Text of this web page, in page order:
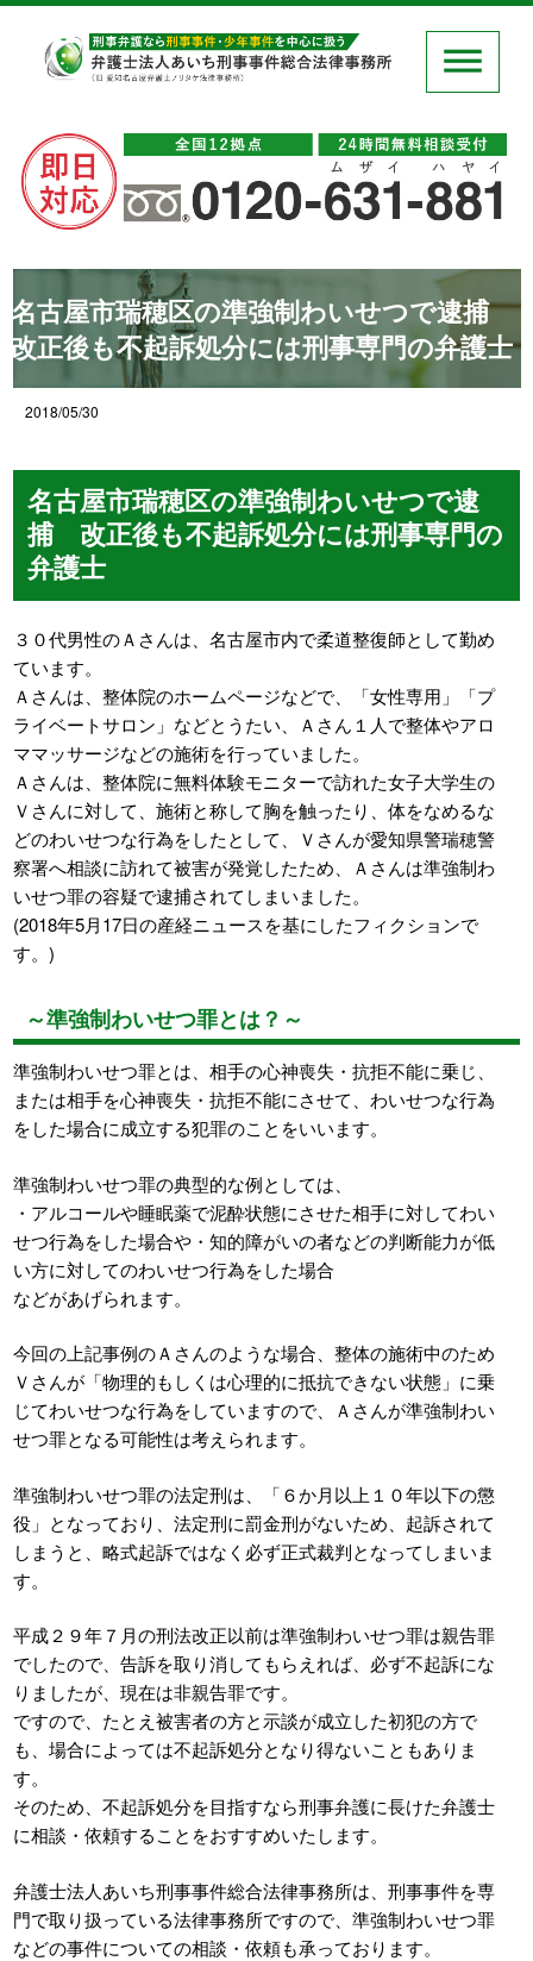
名古屋市瑞穂区の準強制わいせつで逮捕
改正後も不起訴処分には刑事専門の弁護士
2018/05/30
名古屋市瑞穂区の準強制わいせつで逮
捕 改正後も不起訴処分には刑事専門の
弁護士
３０代男性のＡさんは、名古屋市内で柔道整復師として勤め
ています。
Ａさんは、整体院のホームページなどで、「女性専用」「プ
ライベートサロン」などとうたい、Ａさん１人で整体やアロ
ママッサージなどの施術を行っていました。
Ａさんは、整体院に無料体験モニターで訪れた女子大学生の
Ｖさんに対して、施術と称して胸を触ったり、体をなめるな
どのわいせつな行為をしたとして、Ｖさんが愛知県警瑞穂警
察署へ相談に訪れて被害が発覚したため、Ａさんは準強制わ
いせつ罪の容疑で逮捕されてしまいました。
(2018年5月17日の産経ニュースを基にしたフィクションで
す。)
～準強制わいせつ罪とは？～
準強制わいせつ罪とは、相手の心神喪失・抗拒不能に乗じ、
または相手を心神喪失・抗拒不能にさせて、わいせつな行為
をした場合に成立する犯罪のことをいいます。
準強制わいせつ罪の典型的な例としては、
・アルコールや睡眠薬で泥酔状態にさせた相手に対してわい
せつ行為をした場合や・知的障がいの者などの判断能力が低
い方に対してのわいせつ行為をした場合
などがあげられます。
今回の上記事例のＡさんのような場合、整体の施術中のため
Ｖさんが「物理的もしくは心理的に抵抗できない状態」に乗
じてわいせつな行為をしていますので、Ａさんが準強制わい
せつ罪となる可能性は考えられます。
準強制わいせつ罪の法定刑は、「６か月以上１０年以下の懲
役」となっており、法定刑に罰金刑がないため、起訴されて
しまうと、略式起訴ではなく必ず正式裁判となってしまいま
す。
平成２９年７月の刑法改正以前は準強制わいせつ罪は親告罪
でしたので、告訴を取り消してもらえれば、必ず不起訴にな
りましたが、現在は非親告罪です。
ですので、たとえ被害者の方と示談が成立した初犯の方で
も、場合によっては不起訴処分となり得ないこともありま
す。
そのため、不起訴処分を目指すなら刑事弁護に長けた弁護士
に相談・依頼することをおすすめいたします。
弁護士法人あいち刑事事件総合法律事務所は、刑事事件を専
門で取り扱っている法律事務所ですので、準強制わいせつ罪
などの事件についての相談・依頼も承っております。